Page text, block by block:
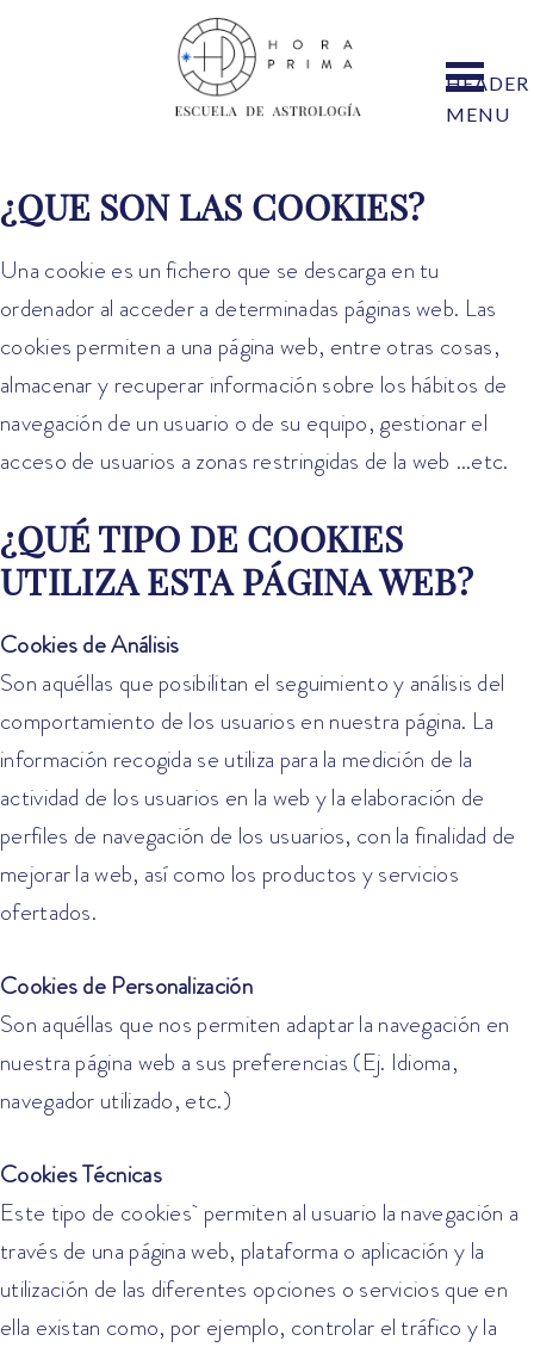
HEADER
MENU
¿QUE SON LAS COOKIES?
Una cookie es un fichero que se descarga en tu
ordenador al acceder a determinadas páginas web. Las
cookies permiten a una página web, entre otras cosas,
almacenar y recuperar información sobre los hábitos de
navegación de un usuario o de su equipo, gestionar el
acceso de usuarios a zonas restringidas de la web …etc.
¿QUÉ TIPO DE COOKIES
UTILIZA ESTA PÁGINA WEB?
Cookies de Análisis
Son aquéllas que posibilitan el seguimiento y análisis del
comportamiento de los usuarios en nuestra página. La
información recogida se utiliza para la medición de la
actividad de los usuarios en la web y la elaboración de
perfiles de navegación de los usuarios, con la finalidad de
mejorar la web, así como los productos y servicios
ofertados.
Cookies de Personalización
Son aquéllas que nos permiten adaptar la navegación en
nuestra página web a sus preferencias (Ej. Idioma,
navegador utilizado, etc.)
Cookies Técnicas
Este tipo de cookies permiten al usuario la navegación a
través de una página web, plataforma o aplicación y la
utilización de las diferentes opciones o servicios que en
ella existan como, por ejemplo, controlar el tráfico y la